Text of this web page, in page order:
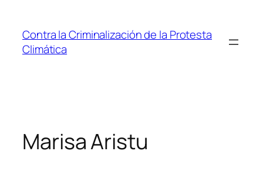
contenido
Contra la Criminalización de la Protesta
Climática
Marisa Aristu